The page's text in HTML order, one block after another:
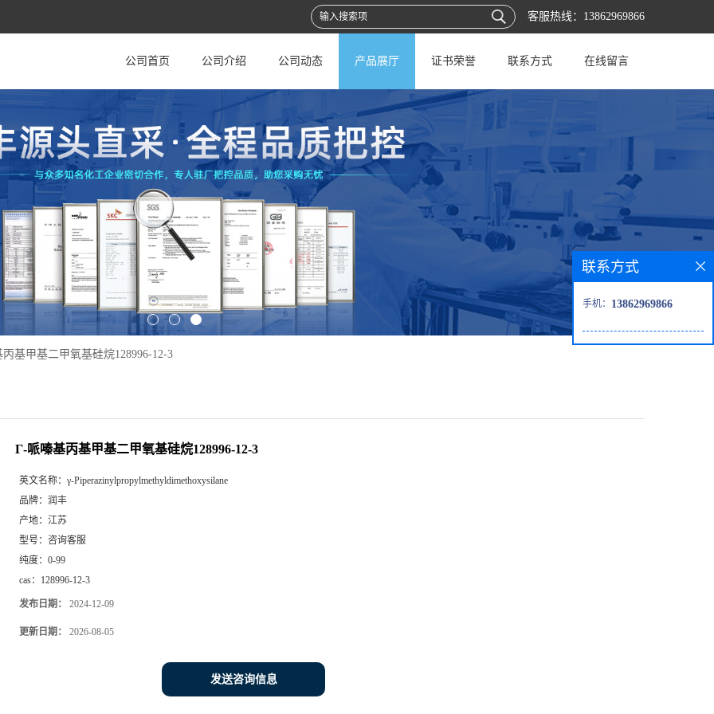
客服热线： 13862969866
公司首页 公司介绍 公司动态 产品展厅 证书荣誉 联系方式 在线留言
基甲基二甲氧基硅烷128996-12-3
Γ-哌嗪基丙基甲基二甲氧基硅烷128996-12-3
英文名称： γ-Piperazinylpropylmethyldimethoxysilane
品牌： 润丰
产地： 江苏
型号： 咨询客服
纯度： 0-99
cas： 128996-12-3
发布日期： 2024-12-09
更新日期： 2026-08-05
发送咨询信息
联系方式
手机： 13862969866